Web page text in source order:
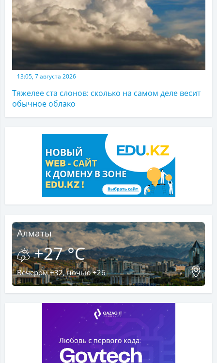
13:05, 7 августа 2026
Тяжелее ста слонов: сколько на самом деле весит
обычное облако
Алматы
+27 °C
Вечером +32, ночью +26